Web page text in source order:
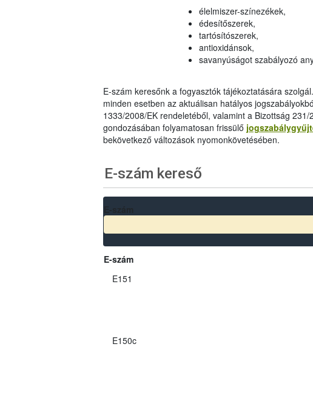
élelmiszer-színezékek,
édesítőszerek,
tartósítószerek,
antioxidánsok,
savanyúságot szabályozó
E-szám keresőnk a fogyasztók tájékoztatására
minden esetben az aktuálisan hatályos
1333/2008/EK rendeletéből, valamint a Bizottság
gondozásában folyamatosan frissülő
bekövetkező változások nyomonkövetésében.
E-szám kereső
E-szám
E151
E150c